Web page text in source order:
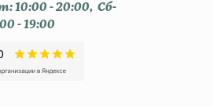
10:00 - 20:00, Сб-
- 19:00